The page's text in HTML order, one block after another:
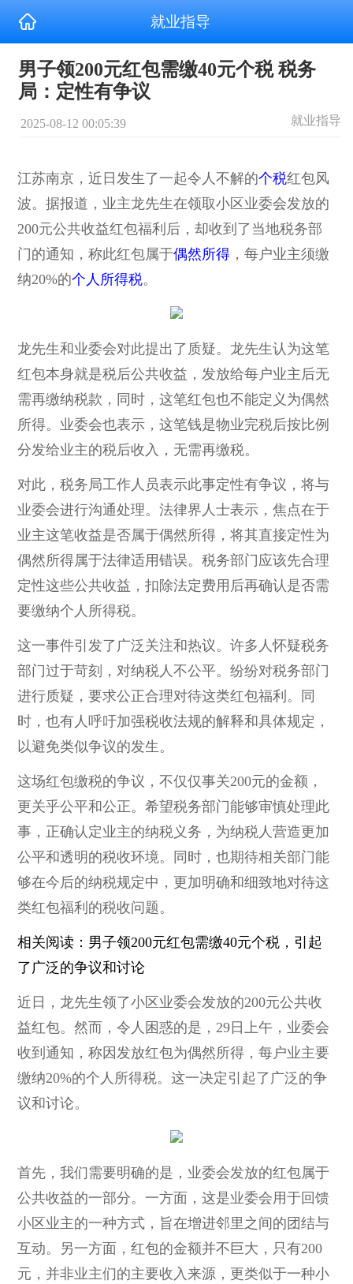
就业指导
男子领200元红包需缴40元个税 税务
局：定性有争议
2025-08-12 00:05:39 就业指导
江苏南京，近日发生了一起令人不解的个税红包风
波。据报道，业主龙先生在领取小区业委会发放的
200元公共收益红包福利后，却收到了当地税务部
门的通知，称此红包属于偶然所得，每户业主须缴
纳20%的个人所得税。
龙先生和业委会对此提出了质疑。龙先生认为这笔
红包本身就是税后公共收益，发放给每户业主后无
需再缴纳税款，同时，这笔红包也不能定义为偶然
所得。业委会也表示，这笔钱是物业完税后按比例
分发给业主的税后收入，无需再缴税。
对此，税务局工作人员表示此事定性有争议，将与
业委会进行沟通处理。法律界人士表示，焦点在于
业主这笔收益是否属于偶然所得，将其直接定性为
偶然所得属于法律适用错误。税务部门应该先合理
定性这些公共收益，扣除法定费用后再确认是否需
要缴纳个人所得税。
这一事件引发了广泛关注和热议。许多人怀疑税务
部门过于苛刻，对纳税人不公平。纷纷对税务部门
进行质疑，要求公正合理对待这类红包福利。同
时，也有人呼吁加强税收法规的解释和具体规定，
以避免类似争议的发生。
这场红包缴税的争议，不仅仅事关200元的金额，
更关乎公平和公正。希望税务部门能够审慎处理此
事，正确认定业主的纳税义务，为纳税人营造更加
公平和透明的税收环境。同时，也期待相关部门能
够在今后的纳税规定中，更加明确和细致地对待这
类红包福利的税收问题。
相关阅读：男子领200元红包需缴40元个税，引起
了广泛的争议和讨论
近日，龙先生领了小区业委会发放的200元公共收
益红包。然而，令人困惑的是，29日上午，业委会
收到通知，称因发放红包为偶然所得，每户业主要
缴纳20%的个人所得税。这一决定引起了广泛的争
议和讨论。
首先，我们需要明确的是，业委会发放的红包属于
公共收益的一部分。一方面，这是业委会用于回馈
小区业主的一种方式，旨在增进邻里之间的团结与
互动。另一方面，红包的金额并不巨大，只有200
元，并非业主们的主要收入来源，更类似于一种小